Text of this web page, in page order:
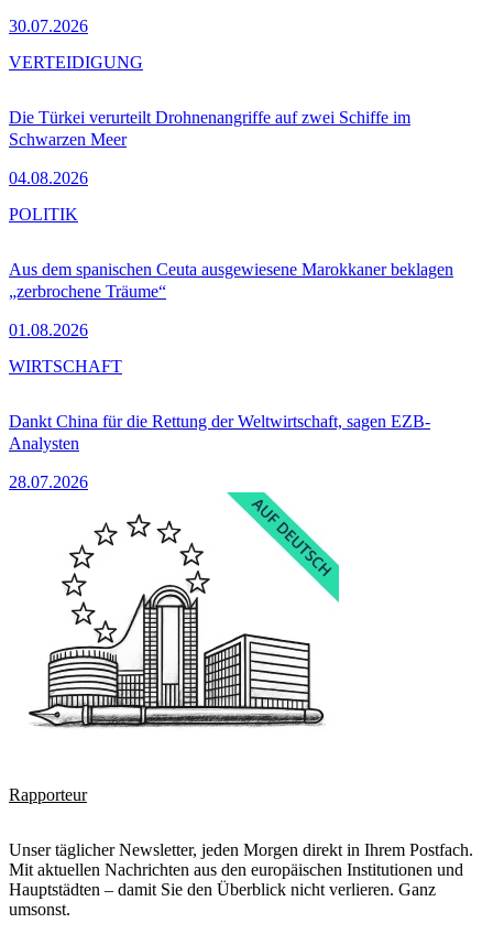
30.07.2026
Die Türkei verurteilt Drohnenangriffe auf zwei Schiffe im
Schwarzen Meer
04.08.2026
VERTEIDIGUNG
Aus dem spanischen Ceuta ausgewiesene Marokkaner beklagen
„zerbrochene Träume“
01.08.2026
POLITIK
Dankt China für die Rettung der Weltwirtschaft, sagen EZB-
Analysten
28.07.2026
WIRTSCHAFT
Rapporteur
Unser täglicher Newsletter, jeden Morgen direkt in Ihrem Postfach.
Mit aktuellen Nachrichten aus den europäischen Institutionen und
Hauptstädten – damit Sie den Überblick nicht verlieren. Ganz
umsonst.